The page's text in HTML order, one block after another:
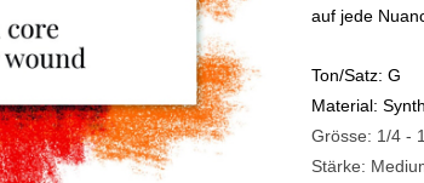
... mehr
auf jede
Ton/Satz: G
Material:
Grösse: 1/4 -
Stärke: